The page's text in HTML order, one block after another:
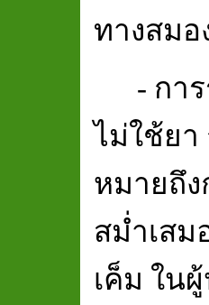
ทางสมอ
- กา
ไม่ใช้ยา
หมายถึ
สม่ำเสม
เค็ม ใน